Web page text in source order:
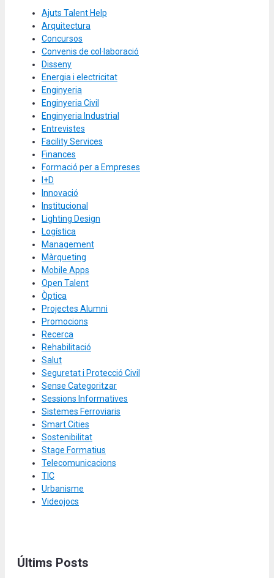
Ajuts Talent Help
Arquitectura
Concursos
Convenis de col·laboració
Disseny
Energia i electricitat
Enginyeria
Enginyeria Civil
Enginyeria Industrial
Entrevistes
Facility Services
Finances
Formació per a Empreses
I+D
Innovació
Institucional
Lighting Design
Logística
Management
Màrqueting
Mobile Apps
Open Talent
Òptica
Projectes Alumni
Promocions
Recerca
Rehabilitació
Salut
Seguretat i Protecció Civil
Sense Categoritzar
Sessions Informatives
Sistemes Ferroviaris
Smart Cities
Sostenibilitat
Stage Formatius
Telecomunicacions
TIC
Urbanisme
Videojocs
Últims Posts